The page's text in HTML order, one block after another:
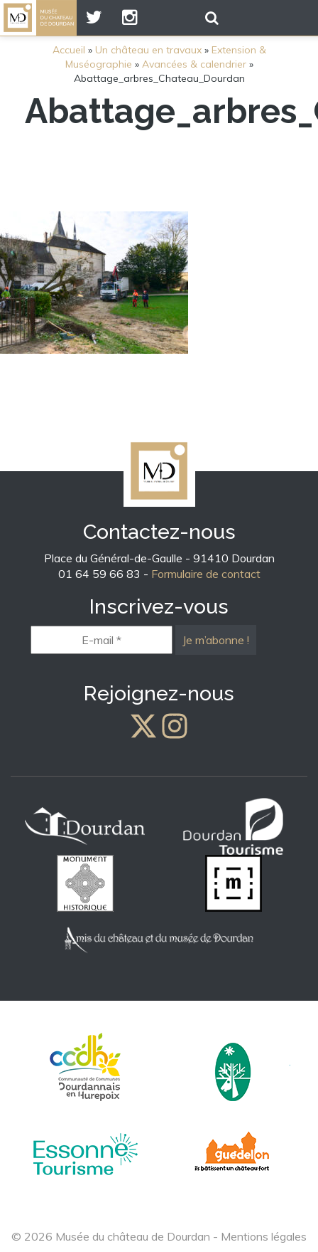
Accueil » Un château en travaux» Extension &
Muséographie » Avancées & calendrier»
Abattage_arbres_Chateau_Dourdan
Contactez-nous
Place du Général-de-Gaulle - 91410 Dourdan
01 64 59 66 83 - Formulaire de contact
Inscrivez-vous
mail
*
Rejoignez-nous
© 2026 Musée du château de Dourdan - Mentions légales